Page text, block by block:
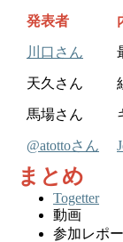
発表者
川口さん
天久さん
馬場さん
@atottoさん
まとめ
Togetter
動画
参加レポ